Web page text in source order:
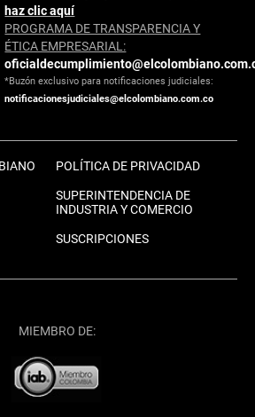
haz clic aquí
PROGRAMA DE TRANSPARENCIA Y
ÉTICA EMPRESARIAL:
*Buzón exclusivo para notificaciones judiciales:
notificacionesjudiciales@elcolombiano.com.co
POLÍTICA DE PRIVACIDAD
SUPERINTENDENCIA DE
INDUSTRIA Y COMERCIO
SUSCRIPCIONES
MIEMBRO DE: